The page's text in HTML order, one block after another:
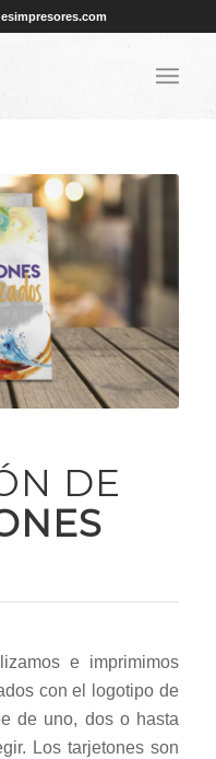
DE
e imprimimos
con el logotipo de
de uno, dos o hasta
Los tarjetones son